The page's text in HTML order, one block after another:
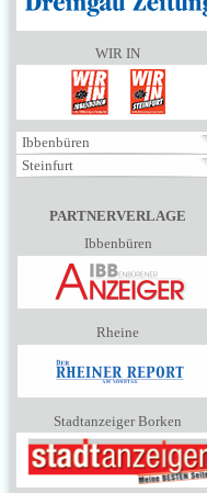
WIR IN
Ibbenbüren
Steinfurt
PARTNERVERLAGE
Ibbenbüren
Rheine
Stadtanzeiger Borken